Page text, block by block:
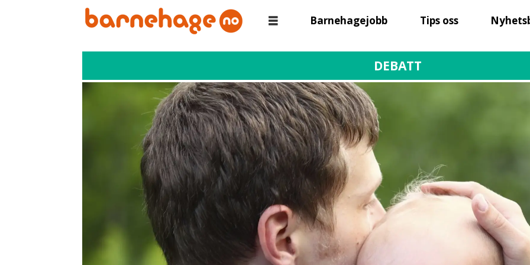
Barnehagejobb Tips oss
DEBATT